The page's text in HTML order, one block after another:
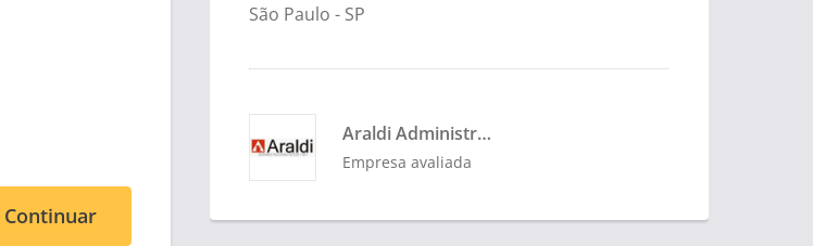
Continuar
São Paulo - SP
Araldi Administradora
Empresa avaliada